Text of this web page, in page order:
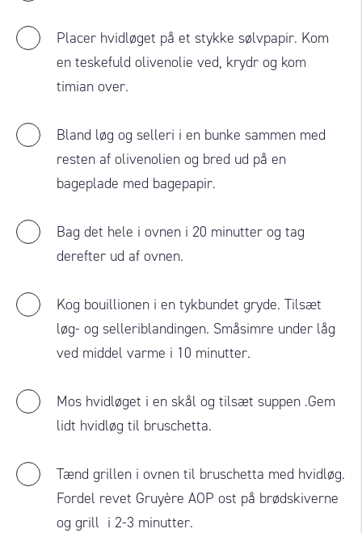
Placer hvidløget på et stykke sølvpapir. Kom
en teskefuld olivenolie ved, krydr og kom
timian over.
Bland løg og selleri i en bunke sammen med
resten af olivenolien og bred ud på en
bageplade med bagepapir.
Bag det hele i ovnen i 20 minutter og tag
derefter ud af ovnen.
Kog bouillionen i en tykbundet gryde. Tilsæt
løg- og selleriblandingen. Småsimre under låg
ved middel varme i 10 minutter.
Mos hvidløget i en skål og tilsæt suppen .Gem
lidt hvidløg til bruschetta.
Tænd grillen i ovnen til bruschetta med hvidløg.
Fordel revet Gruyère AOP ost på brødskiverne
og grill i 2-3 minutter.